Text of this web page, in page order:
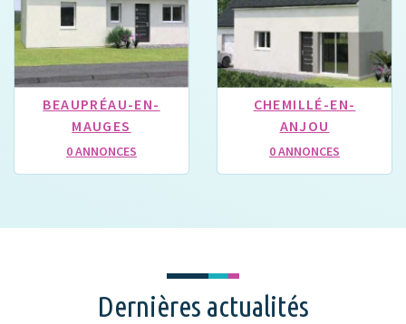
BEAUPRÉAU-EN-
MAUGES
0 ANNONCES
CHEMILLÉ-EN-
ANJOU
0 ANNONCES
Dernières actualités